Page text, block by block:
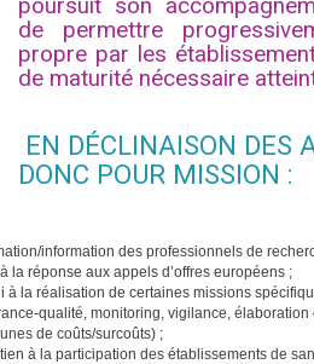
poursuit son
de permettre
propre par les
de maturité nécessaire
EN DÉCLINAISON DES
DONC POUR MISSION :
information des professionnels de
la réponse aux appels d’offres européens ;
à la réalisation de certaines missions
qualité, monitoring, vigilance, élaboration
de coûts/surcoûts) ;
à la participation des établissements de